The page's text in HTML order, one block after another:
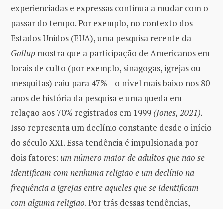
experienciadas e expressas continua a mudar com o
passar do tempo. Por exemplo, no contexto dos
Estados Unidos (EUA), uma pesquisa recente da
Gallup mostra que a participação de Americanos em
locais de culto (por exemplo, sinagogas, igrejas ou
mesquitas) caiu para 47% – o nível mais baixo nos 80
anos de história da pesquisa e uma queda em
relação aos 70% registrados em 1999 (Jones, 2021).
Isso representa um declínio constante desde o início
do século XXI. Essa tendência é impulsionada por
dois fatores: um número maior de adultos que não se
identificam com nenhuma religião e um declínio na
frequência a igrejas entre aqueles que se identificam
com alguma religião. Por trás dessas tendências,